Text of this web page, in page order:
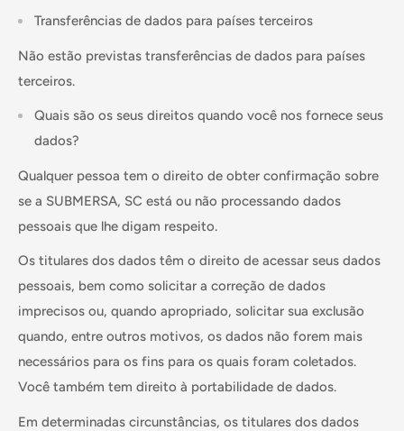
Transferências de dados para países terceiros
Não estão previstas transferências de dados para países
terceiros.
Quais são os seus direitos quando você nos fornece seus
dados?
Qualquer pessoa tem o direito de obter confirmação sobre
se a SUBMERSA, SC está ou não processando dados
pessoais que lhe digam respeito.
Os titulares dos dados têm o direito de acessar seus dados
pessoais, bem como solicitar a correção de dados
imprecisos ou, quando apropriado, solicitar sua exclusão
quando, entre outros motivos, os dados não forem mais
necessários para os fins para os quais foram coletados.
Você também tem direito à portabilidade de dados.
Em determinadas circunstâncias, os titulares dos dados